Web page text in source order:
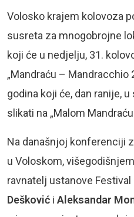
Volosko krajem kolovoza
susreta za mnogobrojne
koji će u nedjelju, 31.
„Mandraću – Mandracchio
godina koji će, dan ranije,
slikati na „Malom
Na današnjoj konferenciji
u Voloskom,
ravnatelj ustanove Festival
Dešković i Aleksandar